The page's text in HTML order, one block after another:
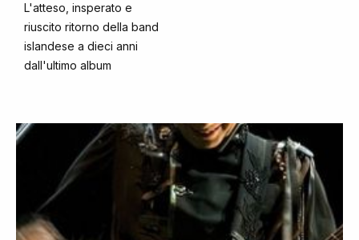
L'atteso, insperato e
riuscito ritorno della band
islandese a dieci anni
dall'ultimo album